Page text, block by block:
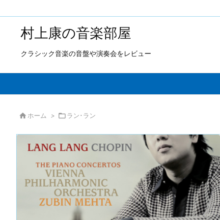
村上康の音楽部屋
クラシック音楽の音盤や演奏会をレビュー
 ホーム > ラン･ラン